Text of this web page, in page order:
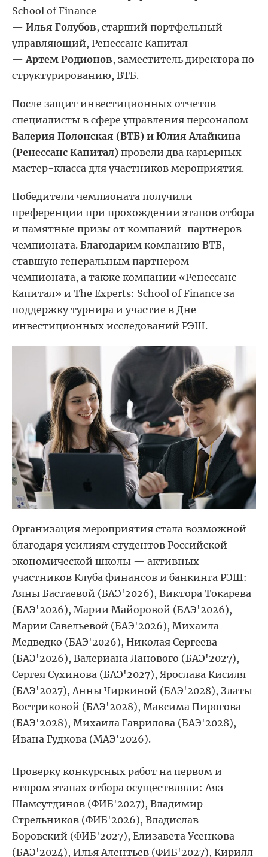
School of Finance
— Илья Голубов, старший портфельный
управляющий, Ренессанс Капитал
—Артем Родионов, заместитель директора по
структурированию, ВТБ.
После защит инвестиционных отчетов
специалисты в сфере управления персоналом
Валерия Полонская (ВТБ) и Юлия Алайкина
(Ренессанс Капитал) провели два карьерных
мастер-класса для участников мероприятия.
Победители чемпионата получили
преференции при прохождении этапов отбора
и памятные призы от компаний-партнеров
чемпионата. Благодарим компанию ВТБ,
ставшую генеральным партнером
чемпионата, а также компании «Ренессанс
Капитал» и The Experts: School of Finance за
поддержку турнира и участие в Дне
инвестиционных исследований РЭШ.
Организация мероприятия стала возможной
благодаря усилиям студентов Российской
экономической школы — активных
участников Клуба финансов и банкинга РЭШ:
Аяны Бастаевой (БАЭ'2026), Виктора Токарева
(БАЭ'2026), Марии Майоровой (БАЭ'2026),
Марии Савельевой (БАЭ'2026), Михаила
Медведко (БАЭ'2026), Николая Сергеева
(БАЭ'2026), Валериана Ланового (БАЭ'2027),
Сергея Сухинова (БАЭ'2027), Ярослава Кисиля
(БАЭ'2027), Анны Чиркиной (БАЭ'2028), Златы
Востриковой (БАЭ'2028), Максима Пирогова
(БАЭ'2028), Михаила Гаврилова (БАЭ'2028),
Ивана Гудкова (МАЭ'2026).
Проверку конкурсных работ на первом и
втором этапах отбора осуществляли: Аяз
Шамсутдинов (ФИБ'2027), Владимир
Стрельников (ФИБ'2026), Владислав
Боровский (ФИБ'2027), Елизавета Усенкова
(БАЭ'2024), Илья Алентьев (ФИБ'2027), Кирилл